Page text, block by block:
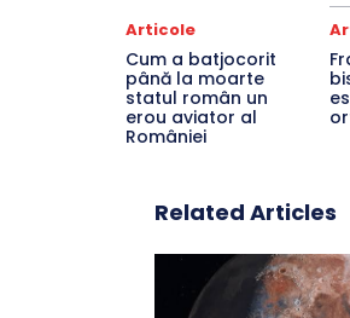
Articole
Cum a batjocorit
până la moarte
statul român un
erou aviator al
României
Related Articles